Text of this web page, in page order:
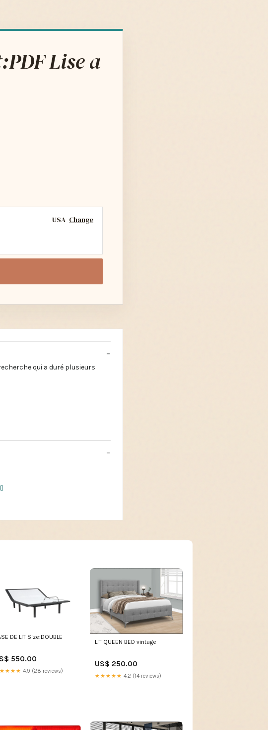
Lise a
USA Change
qui a duré plusieurs
DE LIT Size:DOUBLE
550.00
4.9 (28 reviews)
LIT QUEEN BED vintage
US$ 250.00
★★★★★ 4.2 (14 reviews)